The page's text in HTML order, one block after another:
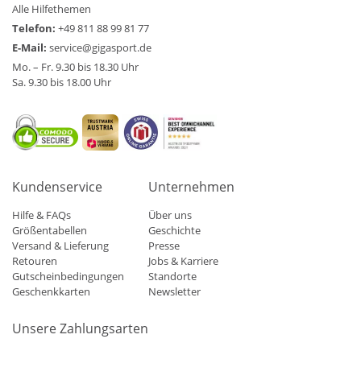
Alle Hilfethemen
Telefon: +49 811 88 99 81 77
E-Mail: service@gigasport.de
Mo. – Fr. 9.30 bis 18.30 Uhr
Sa. 9.30 bis 18.00 Uhr
Kundenservice
Hilfe & FAQs
Größentabellen
Versand & Lieferung
Retouren
Gutscheinbedingungen
Geschenkkarten
Unternehmen
Über uns
Geschichte
Presse
Jobs & Karriere
Standorte
Newsletter
Unsere Zahlungsarten